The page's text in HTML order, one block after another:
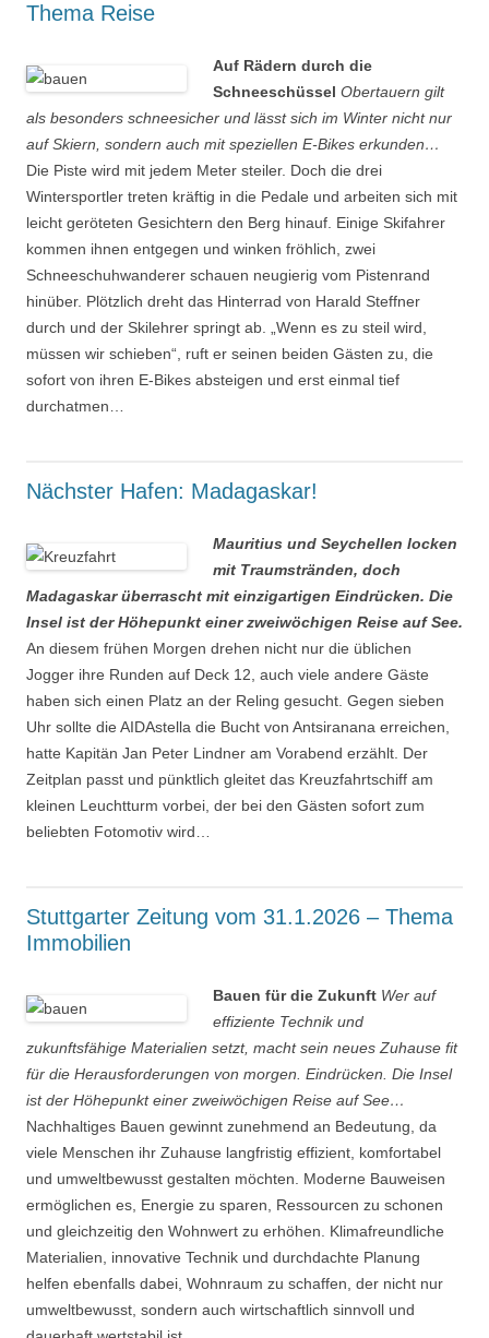
Thema Reise
Auf Rädern durch die
Schneeschüssel Obertauern gilt
als besonders schneesicher und lässt sich im Winter nicht nur
auf Skiern, sondern auch mit speziellen E-Bikes erkunden…
Die Piste wird mit jedem Meter steiler. Doch die drei
Wintersportler treten kräftig in die Pedale und arbeiten sich mit
leicht geröteten Gesichtern den Berg hinauf. Einige Skifahrer
kommen ihnen entgegen und winken fröhlich, zwei
Schneeschuhwanderer schauen neugierig vom Pistenrand
hinüber. Plötzlich dreht das Hinterrad von Harald Steffner
durch und der Skilehrer springt ab. „Wenn es zu steil wird,
müssen wir schieben“, ruft er seinen beiden Gästen zu, die
sofort von ihren E-Bikes absteigen und erst einmal tief
durchatmen…
Nächster Hafen: Madagaskar!
Mauritius und Seychellen locken
mit Traumstränden, doch
Madagaskar überrascht mit einzigartigen Eindrücken. Die
Insel ist der Höhepunkt einer zweiwöchigen Reise auf See.
An diesem frühen Morgen drehen nicht nur die üblichen
Jogger ihre Runden auf Deck 12, auch viele andere Gäste
haben sich einen Platz an der Reling gesucht. Gegen sieben
Uhr sollte die AIDAstella die Bucht von Antsiranana erreichen,
hatte Kapitän Jan Peter Lindner am Vorabend erzählt. Der
Zeitplan passt und pünktlich gleitet das Kreuzfahrtschiff am
kleinen Leuchtturm vorbei, der bei den Gästen sofort zum
beliebten Fotomotiv wird…
Stuttgarter Zeitung vom 31.1.2026 – Thema
Immobilien
Bauen für die Zukunft Wer auf
effiziente Technik und
zukunftsfähige Materialien setzt, macht sein neues Zuhause fit
für die Herausforderungen von morgen. Eindrücken. Die Insel
ist der Höhepunkt einer zweiwöchigen Reise auf See…
Nachhaltiges Bauen gewinnt zunehmend an Bedeutung, da
viele Menschen ihr Zuhause langfristig effizient, komfortabel
und umweltbewusst gestalten möchten. Moderne Bauweisen
ermöglichen es, Energie zu sparen, Ressourcen zu schonen
und gleichzeitig den Wohnwert zu erhöhen. Klimafreundliche
Materialien, innovative Technik und durchdachte Planung
helfen ebenfalls dabei, Wohnraum zu schaffen, der nicht nur
umweltbewusst, sondern auch wirtschaftlich sinnvoll und